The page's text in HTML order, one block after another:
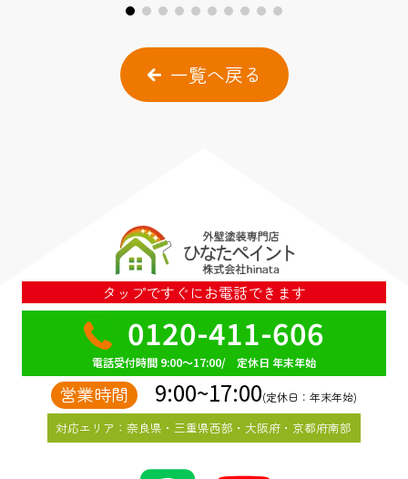
一覧へ戻る
タップですぐにお電話できます
0120-411-606
電話受付時間 9:00～17:00/ 定休日 年末年始
営業時間 9:00~17:00(定休日：年末年始)
対応エリア：奈良県・三重県西部・大阪府・京都府南部